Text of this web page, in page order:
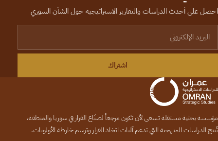
احصل على أحدث الدراسات والتقارير الاستراتيجية حول الشأن السوري
اشتراك
مؤسسة بحثية مستقلة تسعى لأن تكون مرجعاً لصنّاع القرار في سوريا والمنطقة،
تُنتج الدراسات المنهجية التي تدعم آليات اتخاذ القرار وترسم خارطة الأولويات.